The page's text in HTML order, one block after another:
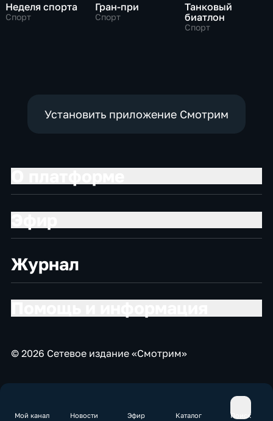
Мой канал Новости Эфир Каталог Поиск
Неделя спорта
Спорт
Гран-при
Спорт
Танковый
биатлон
Спорт
Установить приложение Смотрим
Журнал
© 2026 Сетевое издание «Смотрим»